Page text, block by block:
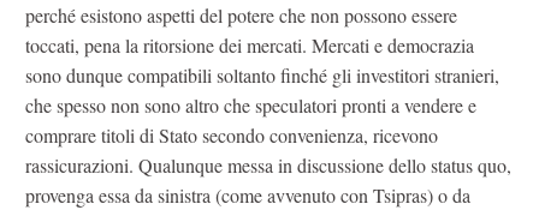
perché esistono aspetti del potere che non possono essere
toccati, pena la ritorsione dei mercati. Mercati e democrazia
sono dunque compatibili soltanto finché gli investitori stranieri,
che spesso non sono altro che speculatori pronti a vendere e
comprare titoli di Stato secondo convenienza, ricevono
rassicurazioni. Qualunque messa in discussione dello status quo,
provenga essa da sinistra (come avvenuto con Tsipras) o da